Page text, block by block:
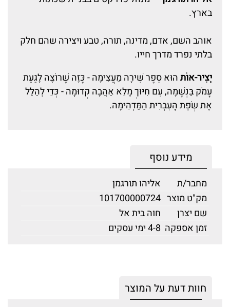
בארץ.
אוהב השם, אדם, מדינה, תורה, טבע ויצירה שהם חלק
בלתי נפרד מדרך חייו.
יְצִיר-אוֹתהוּא סֵפֶר שִׁירָה מַעֲצִימָה - כָּזֶה שֶׁרוֹצֶה לָגַעַת
עָמֹק בַּנְּשָׁמָה, עִם חִיּוּךְ מָלֵא אַהֲבָה קְדוּמָה - כְּדֵי לְהַלֵּל
אֶת שְׂפַת הָעִבְרִית הַמַּדְהִימָה.
מידע נוסף
מחבר/ת
אליהו תורגמן
מק"ט מוצר 101700000724
שם יצרן
חוה בית אל
זמן אספקה 4-8 ימי עסקים
חוות דעת על המוצר